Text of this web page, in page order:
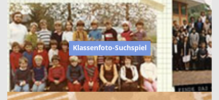
Klassenfoto-Suchspiel